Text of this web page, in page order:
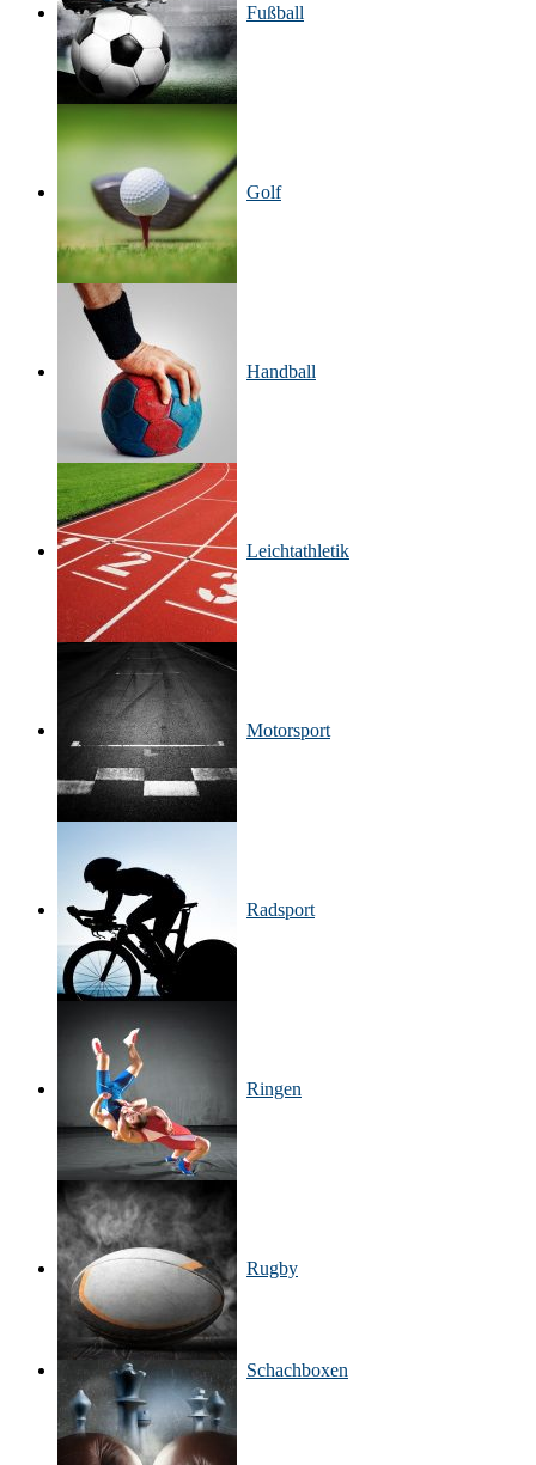
Fußball
Golf
Handball
Leichtathletik
Motorsport
Radsport
Ringen
Rugby
Schachboxen